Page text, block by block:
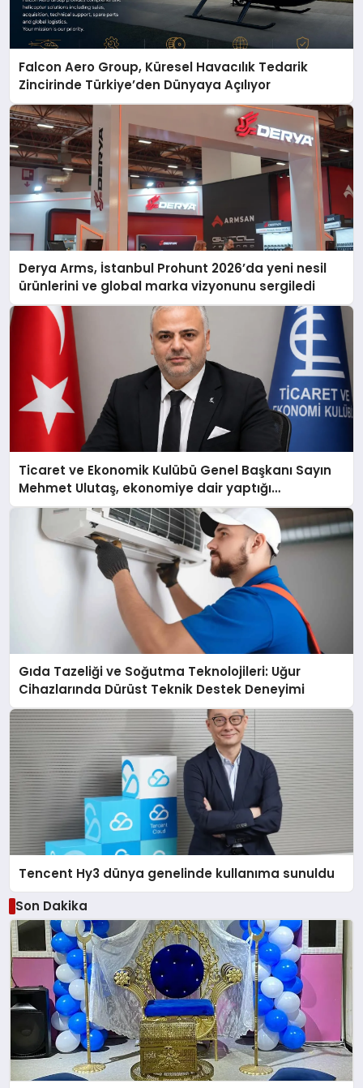
Falcon Aero Group, Küresel Havacılık Tedarik
Zincirinde Türkiye’den Dünyaya Açılıyor
Derya Arms, İstanbul Prohunt 2026’da yeni nesil
ürünlerini ve global marka vizyonunu sergiledi
Ticaret ve Ekonomik Kulübü Genel Başkanı Sayın
Mehmet Ulutaş, ekonomiye dair yaptığı
açıklamada şunları kaydetti:
Gıda Tazeliği ve Soğutma Teknolojileri: Uğur
Cihazlarında Dürüst Teknik Destek Deneyimi
Tencent Hy3 dünya genelinde kullanıma sunuldu
Son Dakika